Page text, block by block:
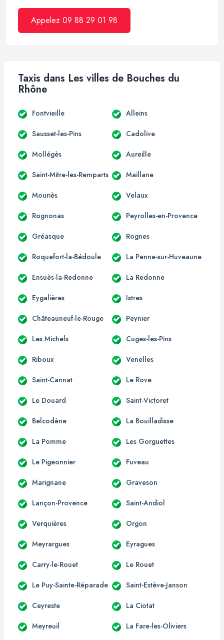
Appelez 09 88 29 01 98
Taxis dans Les villes de Bouches du
Rhône
Fontvieille Alleins
Sausset-les-Pins Cadolive
Mollégès Aureille
Saint-Mitre-les-Remparts Maillane
Mouriès Velaux
Rognonas Peyrolles-en-Provence
Gréasque Rognes
Roquefort-la-Bédoule La Penne-sur-Huveaune
Ensuès-la-Redonne La Redonne
Eygalières Istres
Châteauneuf-le-Rouge Peynier
Les Michels Cuges-les-Pins
Riboux Venelles
Saint-Cannat Le Rove
Le Douard Saint-Victoret
Belcodène La Bouilladisse
La Pomme Les Gorguettes
Le Pigeonnier Fuveau
Marignane Graveson
Lançon-Provence Saint-Andiol
Verquières Orgon
Meyrargues Eyragues
Carry-le-Rouet Le Rouet
Le Puy-Sainte-Réparade Saint-Estève-Janson
Ceyreste La Ciotat
Meyreuil La Fare-les-Oliviers